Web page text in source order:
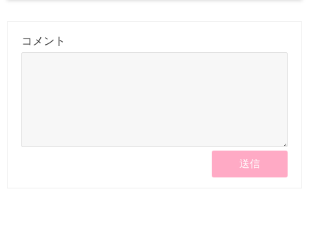
コメント